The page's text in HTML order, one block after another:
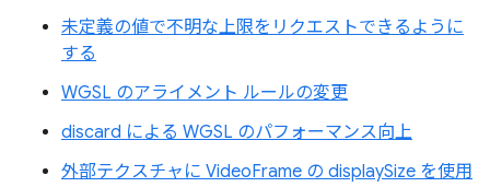
未定義の値で不明な上限をリクエストできるように
する
WGSL のアライメント ルールの変更
discard による WGSL のパフォーマンス向上
外部テクスチャに VideoFrame の displaySize を使用